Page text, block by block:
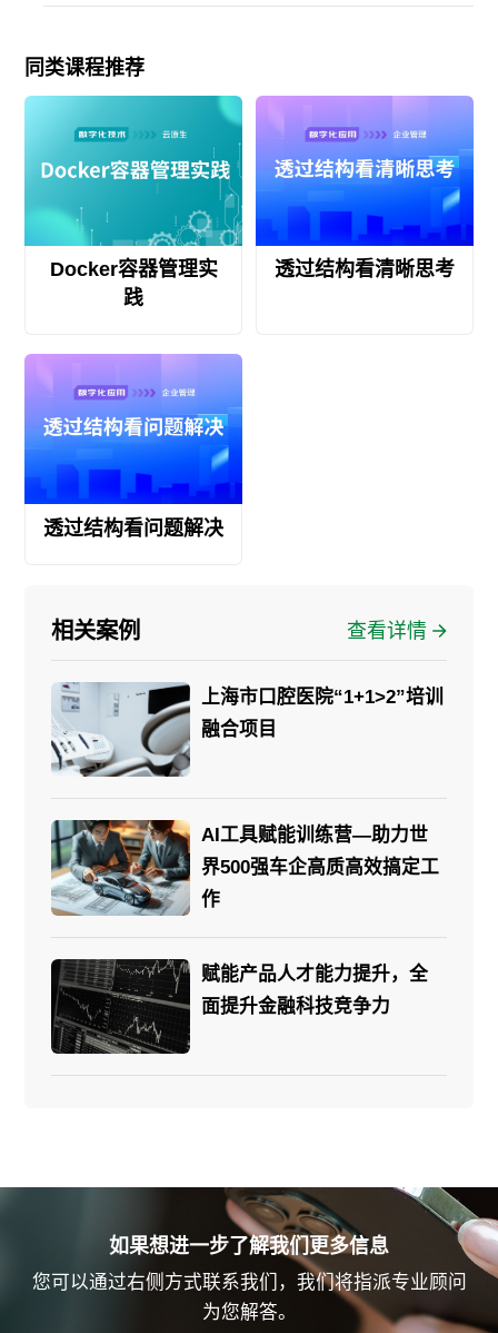
同类课程推荐
Docker容器管理实
践
透过结构看清晰思考
透过结构看问题解决
相关案例 查看详情
上海市口腔医院“1+1>2”培训
融合项目
AI工具赋能训练营—助力世
界500强车企高质高效搞定工
作
赋能产品人才能力提升，全
面提升金融科技竞争力
如果想进一步了解我们更多信息
您可以通过右侧方式联系我们，我们将指派专业顾问
为您解答。